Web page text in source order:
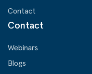
Contact
Contact
Webinars
Blogs